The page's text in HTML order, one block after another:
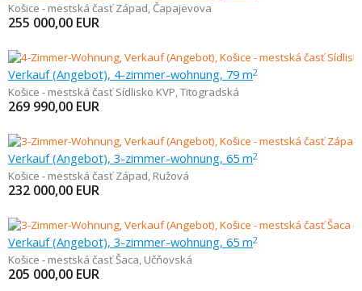
Košice - mestská časť Západ, Čapajevova
255 000,00 EUR
Verkauf (Angebot), 4-zimmer-wohnung, 79 m2
Košice - mestská časť Sídlisko KVP,Titogradská
269 990,00 EUR
Verkauf (Angebot), 3-zimmer-wohnung, 65 m2
Košice - mestská časť Západ, Ružová
232 000,00 EUR
Verkauf (Angebot), 3-zimmer-wohnung, 65 m2
Košice - mestská časť Šaca, Učňovská
205 000,00 EUR